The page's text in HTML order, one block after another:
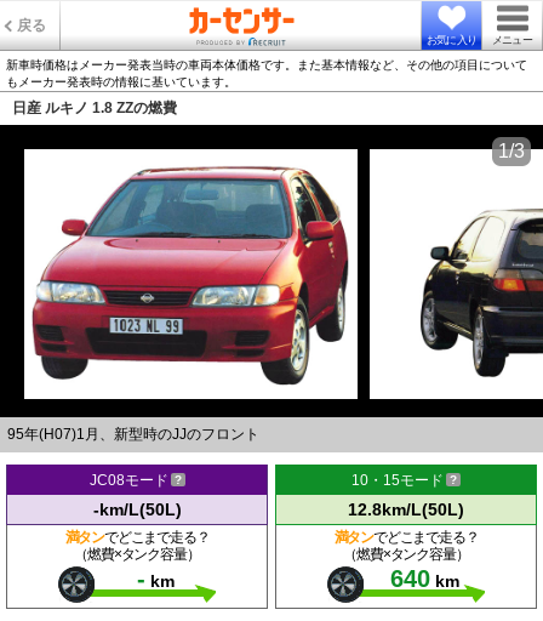
戻る
お気に入り メニュー
新車時価格はメーカー発表当時の車両本体価格です。また基本情報など、その他の項目について
もメーカー発表時の情報に基いています。
日産 ルキノ 1.8 ZZの燃費
95年(H07)1月、新型時のJJのフロント
1/3
JC08モード
-km/L(50L)
満タンでどこまで走る？
（燃費×タンク容量）
- km
10・15モード
12.8km/L(50L)
満タンでどこまで走る？
（燃費×タンク容量）
640 km